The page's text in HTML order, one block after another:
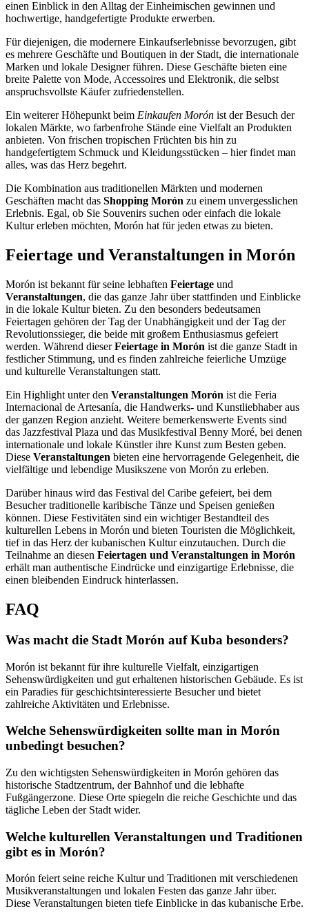
einen Einblick in den Alltag der Einheimischen gewinnen und
hochwertige, handgefertigte Produkte erwerben.
Für diejenigen, die modernere Einkaufserlebnisse bevorzugen, gibt
es mehrere Geschäfte und Boutiquen in der Stadt, die internationale
Marken und lokale Designer führen. Diese Geschäfte bieten eine
breite Palette von Mode, Accessoires und Elektronik, die selbst
anspruchsvollste Käufer zufriedenstellen.
Ein weiterer Höhepunkt beim Einkaufen Morón ist der Besuch der
lokalen Märkte, wo farbenfrohe Stände eine Vielfalt an Produkten
anbieten. Von frischen tropischen Früchten bis hin zu
handgefertigtem Schmuck und Kleidungsstücken – hier findet man
alles, was das Herz begehrt.
Die Kombination aus traditionellen Märkten und modernen
Geschäften macht das Shopping Morón zu einem unvergesslichen
Erlebnis. Egal, ob Sie Souvenirs suchen oder einfach die lokale
Kultur erleben möchten, Morón hat für jeden etwas zu bieten.
Feiertage und Veranstaltungen in Morón
Morón ist bekannt für seine lebhaften Feiertage und
Veranstaltungen, die das ganze Jahr über stattfinden und Einblicke
in die lokale Kultur bieten. Zu den besonders bedeutsamen
Feiertagen gehören der Tag der Unabhängigkeit und der Tag der
Revolutionssieger, die beide mit großem Enthusiasmus gefeiert
werden. Während dieserFeiertage in Morón ist die ganze Stadt in
festlicher Stimmung, und es finden zahlreiche feierliche Umzüge
und kulturelle Veranstaltungen statt.
Ein Highlight unter den Veranstaltungen Morón ist die Feria
Internacional de Artesanía, die Handwerks- und Kunstliebhaber aus
der ganzen Region anzieht. Weitere bemerkenswerte Events sind
das Jazzfestival Plaza und das Musikfestival Benny Moré, bei denen
internationale und lokale Künstler ihre Kunst zum Besten geben.
Diese Veranstaltungen bieten eine hervorragende Gelegenheit, die
vielfältige und lebendige Musikszene von Morón zu erleben.
Darüber hinaus wird das Festival del Caribe gefeiert, bei dem
Besucher traditionelle karibische Tänze und Speisen genießen
können. Diese Festivitäten sind ein wichtiger Bestandteil des
kulturellen Lebens in Morón und bieten Touristen die Möglichkeit,
tief in das Herz der kubanischen Kultur einzutauchen. Durch die
Teilnahme an diesen Feiertagen und Veranstaltungen in Morón
erhält man authentische Eindrücke und einzigartige Erlebnisse, die
einen bleibenden Eindruck hinterlassen.
FAQ
Was macht die Stadt Morón auf Kuba besonders?
Morón ist bekannt für ihre kulturelle Vielfalt, einzigartigen
Sehenswürdigkeiten und gut erhaltenen historischen Gebäude. Es ist
ein Paradies für geschichtsinteressierte Besucher und bietet
zahlreiche Aktivitäten und Erlebnisse.
Welche Sehenswürdigkeiten sollte man in Morón
unbedingt besuchen?
Zu den wichtigsten Sehenswürdigkeiten in Morón gehören das
historische Stadtzentrum, der Bahnhof und die lebhafte
Fußgängerzone. Diese Orte spiegeln die reiche Geschichte und das
tägliche Leben der Stadt wider.
Welche kulturellen Veranstaltungen und Traditionen
gibt es in Morón?
Morón feiert seine reiche Kultur und Traditionen mit verschiedenen
Musikveranstaltungen und lokalen Festen das ganze Jahr über.
Diese Veranstaltungen bieten tiefe Einblicke in das kubanische Erbe.